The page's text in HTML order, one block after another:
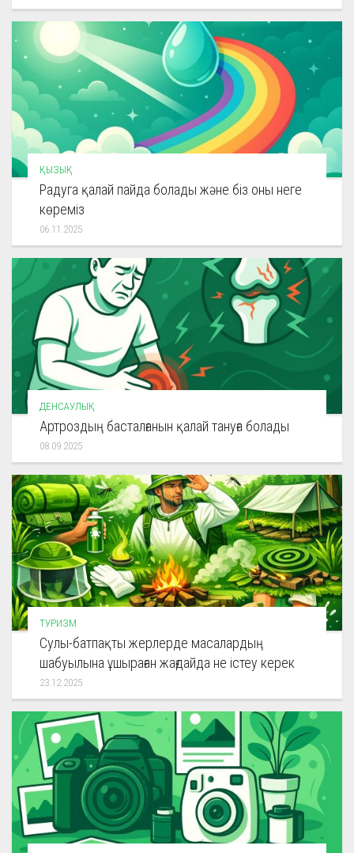
ҚЫЗЫҚ
Радуга қалай пайда болады және біз оны неге
көреміз
06.11.2025
ДЕНСАУЛЫҚ
Артроздың басталғанын қалай тануға болады
08.09.2025
ТУРИЗМ
Сулы-батпақты жерлерде масалардың
шабуылына ұшыраған жағдайда не істеу керек
23.12.2025